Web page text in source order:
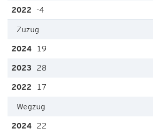
-4
Zuzug
19
28
17
Wegzug
22